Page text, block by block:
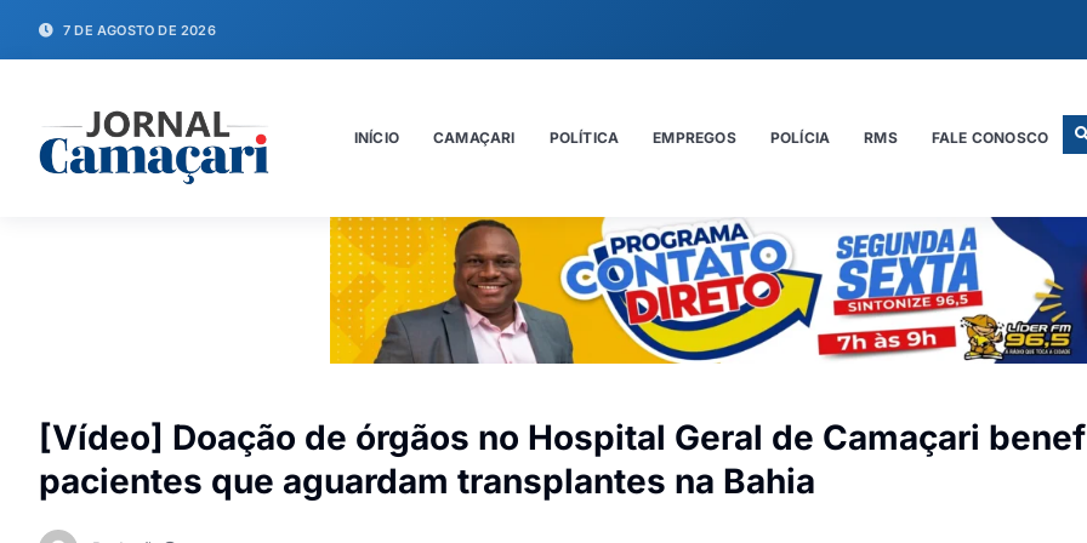
7 DE AGOSTO DE 2026
INÍCIO CAMAÇARI POLÍTICA EMPREGOS POLÍCIA RMS FALE CONOSCO
[Vídeo] Doação de órgãos no Hospital Geral de Camaçari
pacientes que aguardam transplantes na Bahia